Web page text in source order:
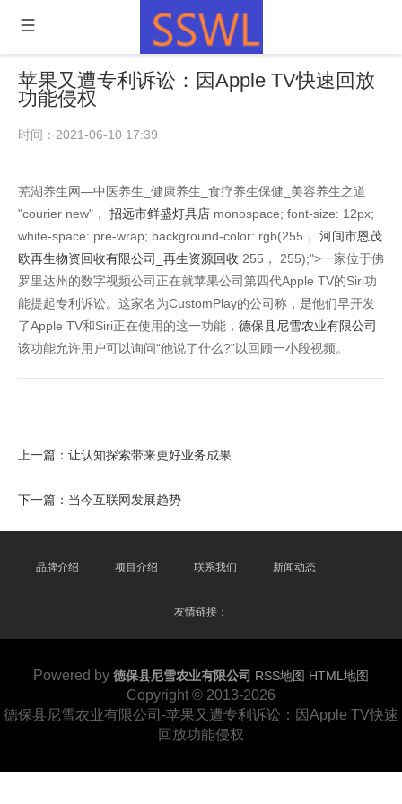
苹果又遭专利诉讼：因Apple TV快速回放
功能侵权
时间：2021-06-10 17:39
芜湖养生网—中医养生_健康养生_食疗养生保健_美容养生之道
"courier new"， 招远市鲜盛灯具店 monospace; font-size: 12px;
white-space: pre-wrap; background-color: rgb(255， 河间市恩茂
欧再生物资回收有限公司_再生资源回收 255， 255);">一家位于佛
罗里达州的数字视频公司正在就苹果公司第四代Apple TV的Siri功
能提起专利诉讼。这家名为CustomPlay的公司称，是他们早开发
了Apple TV和Siri正在使用的这一功能， 德保县尼雪农业有限公司
该功能允许用户可以询问“他说了什么?”以回顾一小段视频。
上一篇： 让认知探索带来更好业务成果
下一篇： 当今互联网发展趋势
品牌介绍 项目介绍 联系我们 新闻动态
友情链接：
Powered by 德保县尼雪农业有限公司 RSS地图 HTML地图
Copyright © 2013-2026
德保县尼雪农业有限公司-苹果又遭专利诉讼：因Apple TV快速
回放功能侵权